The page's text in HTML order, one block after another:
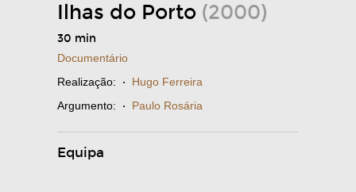
Ilhas do Porto (2000)
30 min
Documentário
Realização: · Hugo Ferreira
Argumento: · Paulo Rosária
Equipa